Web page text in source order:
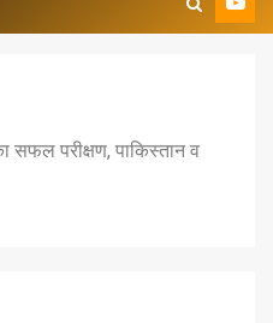
सफल परीक्षण, पाकिस्तान व